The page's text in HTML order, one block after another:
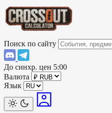
Поиск по сайту
До синхр. цен 5:00
Валюта
Язык